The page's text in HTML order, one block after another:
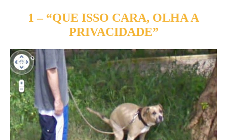
1 – “QUE ISSO CARA, OLHA A
PRIVACIDADE”